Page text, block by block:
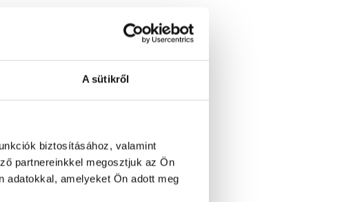
A sütikről
biztosításához, valamint
partnereinkkel megosztjuk az Ön
adatokkal, amelyeket Ön adott meg